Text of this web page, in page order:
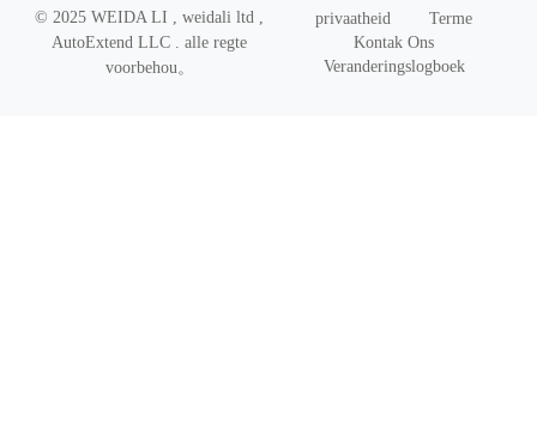
© 2025 WEIDA LI , weidali ltd ,
AutoExtend LLC .alle regte
voorbehou。
privaatheid
Terme
Kontak Ons
Veranderingslogboek